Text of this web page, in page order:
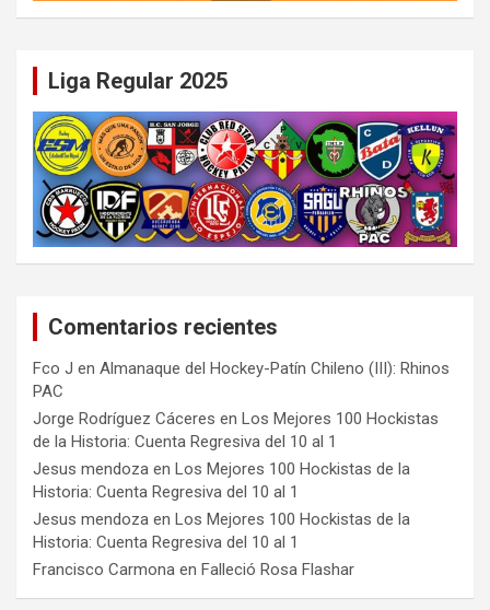
Liga Regular 2025
Comentarios recientes
Fco J en Almanaque del Hockey-Patín Chileno (III): Rhinos
PAC
Jorge Rodríguez Cáceres en Los Mejores 100 Hockistas
de la Historia: Cuenta Regresiva del 10 al 1
Jesus mendoza en Los Mejores 100 Hockistas de la
Historia: Cuenta Regresiva del 10 al 1
Jesus mendoza en Los Mejores 100 Hockistas de la
Historia: Cuenta Regresiva del 10 al 1
Francisco Carmona en Falleció Rosa Flashar